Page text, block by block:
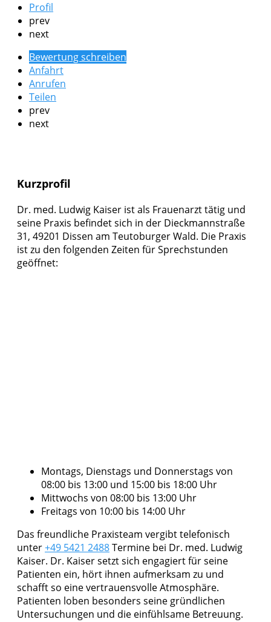
Profil
prev
next
Bewertung schreiben
Anfahrt
Anrufen
Teilen
prev
next
Kurzprofil
Dr. med. Ludwig Kaiser ist als Frauenarzt tätig und
seine Praxis befindet sich in der Dieckmannstraße
31, 49201 Dissen am Teutoburger Wald. Die Praxis
ist zu den folgenden Zeiten für Sprechstunden
geöffnet:
Montags, Dienstags und Donnerstags von
08:00 bis 13:00 und 15:00 bis 18:00 Uhr
Mittwochs von 08:00 bis 13:00 Uhr
Freitags von 10:00 bis 14:00 Uhr
Das freundliche Praxisteam vergibt telefonisch
unter+49 5421 2488Termine bei Dr. med. Ludwig
Kaiser. Dr. Kaiser setzt sich engagiert für seine
Patienten ein, hört ihnen aufmerksam zu und
schafft so eine vertrauensvolle Atmosphäre.
Patienten loben besonders seine gründlichen
Untersuchungen und die einfühlsame Betreuung.